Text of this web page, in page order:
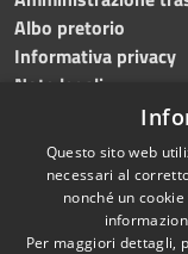
Albo pretorio
Informativa privacy
Note legali
Dichiarazione di
Questo sito web
necessari al
nonché un
Per maggiori dettagli,